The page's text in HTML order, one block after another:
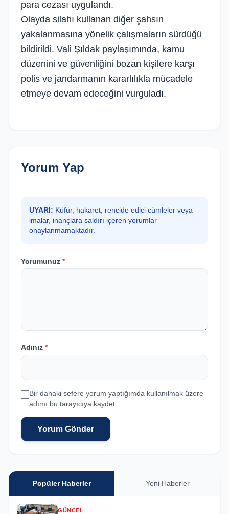
para cezası uygulandı.
Olayda silahı kullanan diğer şahsın
yakalanmasına yönelik çalışmaların sürdüğü
bildirildi. Vali Şıldak paylaşımında, kamu
düzenini ve güvenliğini bozan kişilere karşı
polis ve jandarmanın kararlılıkla mücadele
etmeye devam edeceğini vurguladı.
Yorum Yap
UYARI: Küfür, hakaret, rencide edici cümleler veya
imalar, inançlara saldırı içeren yorumlar
onaylanmamaktadır.
Yorumunuz *
Adınız *
Bir dahaki sefere yorum yaptığımda kullanılmak üzere
adımı bu tarayıcıya kaydet.
Yorum Gönder
Popüler Haberler Yeni Haberler
GÜNCEL